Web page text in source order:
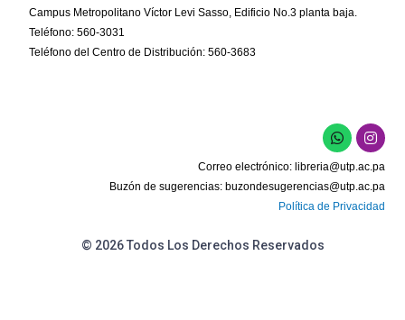
Campus Metropolitano Víctor Levi Sasso, Edificio No.3 planta baja.
Teléfono: 560-3031
Teléfono del Centro de Distribución: 560-3683
W
h
a
t
s
a
p
I
n
s
t
a
g
r
Correo electrónico: libreria@utp.ac.pa
Buzón de sugerencias: buzondesugerencias@utp.ac.pa
Política de Privacidad
© 2026 Todos Los Derechos Reservados